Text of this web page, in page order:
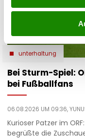
unterhaltung
Bei Sturm-Spiel:
bei Fußballfans
06.08.2026 UM 09:36,
Kurioser Patzer im
begrüßte die